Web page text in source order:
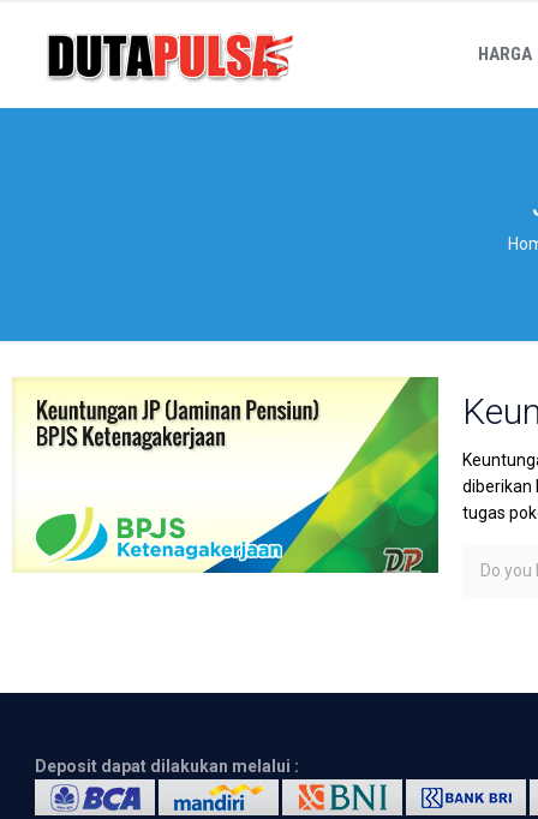
HARGA
diberikan
tugas
Do you
Deposit dapat dilakukan melalui :